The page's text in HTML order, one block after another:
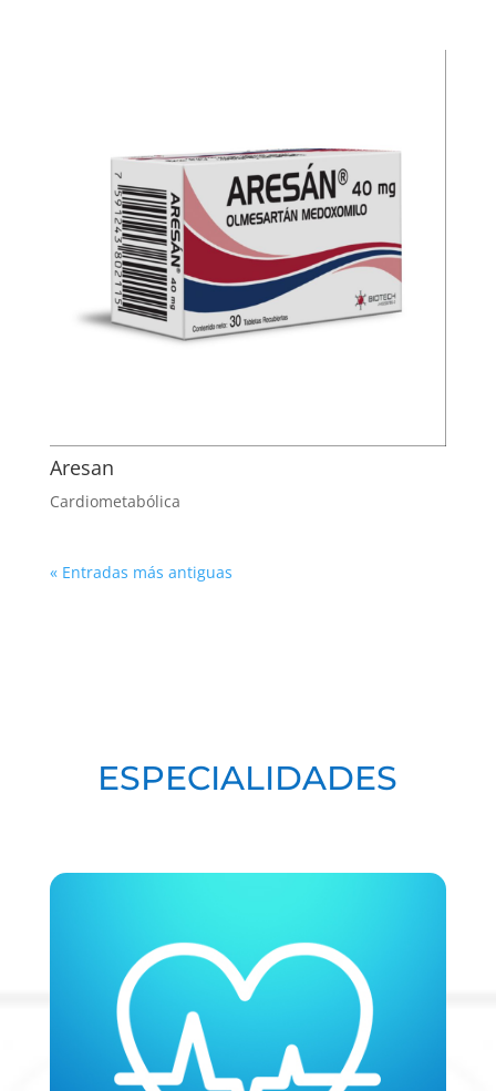
Aresan
Cardiometabólica
« Entradas más antiguas
ESPECIALIDADES